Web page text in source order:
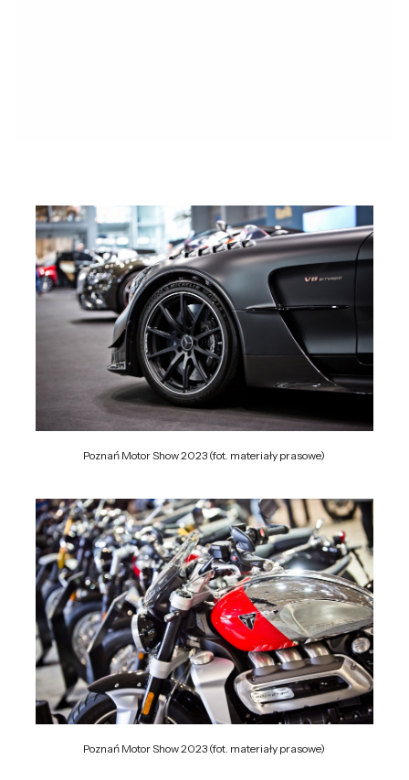
Poznań Motor Show 2023 (fot. materiały prasowe)
Poznań Motor Show 2023 (fot. materiały prasowe)